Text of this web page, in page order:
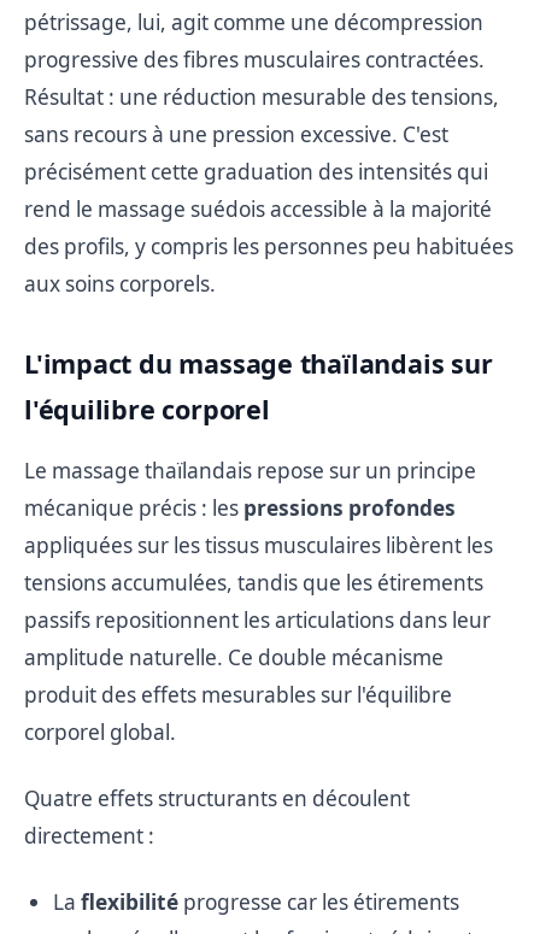
pétrissage, lui, agit comme une décompression
progressive des fibres musculaires contractées.
Résultat : une réduction mesurable des tensions,
sans recours à une pression excessive. C'est
précisément cette graduation des intensités qui
rend le massage suédois accessible à la majorité
des profils, y compris les personnes peu habituées
aux soins corporels.
L'impact du massage thaïlandais sur
l'équilibre corporel
Le massage thaïlandais repose sur un principe
mécanique précis : les pressions profondes
appliquées sur les tissus musculaires libèrent les
tensions accumulées, tandis que les étirements
passifs repositionnent les articulations dans leur
amplitude naturelle. Ce double mécanisme
produit des effets mesurables sur l'équilibre
corporel global.
Quatre effets structurants en découlent
directement :
La flexibilité progresse car les étirements